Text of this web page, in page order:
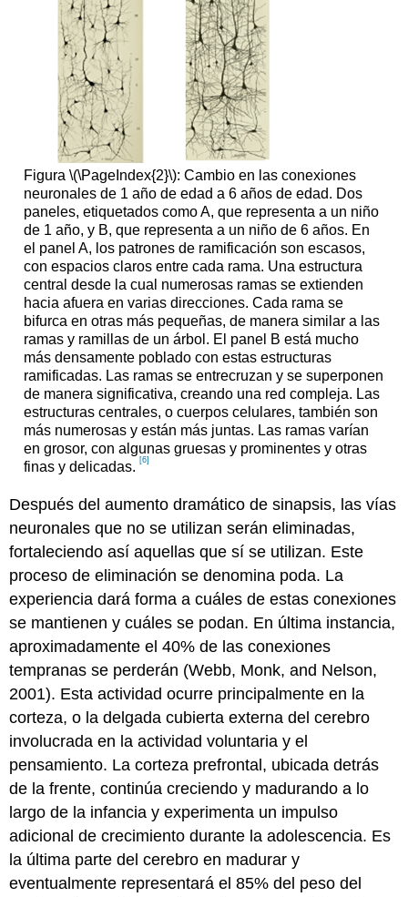
Figura \(\PageIndex{2}\): Cambio en las conexiones
neuronales de 1 año de edad a 6 años de edad. Dos
paneles, etiquetados como A, que representa a un niño
de 1 año, y B, que representa a un niño de 6 años. En
el panel A, los patrones de ramificación son escasos,
con espacios claros entre cada rama. Una estructura
central desde la cual numerosas ramas se extienden
hacia afuera en varias direcciones. Cada rama se
bifurca en otras más pequeñas, de manera similar a las
ramas y ramillas de un árbol. El panel B está mucho
más densamente poblado con estas estructuras
ramificadas. Las ramas se entrecruzan y se superponen
de manera significativa, creando una red compleja. Las
estructuras centrales, o cuerpos celulares, también son
más numerosas y están más juntas. Las ramas varían
en grosor, con algunas gruesas y prominentes y otras
finas y delicadas. [6]
Después del aumento dramático de sinapsis, las vías
neuronales que no se utilizan serán eliminadas,
fortaleciendo así aquellas que sí se utilizan. Este
proceso de eliminación se denomina poda. La
experiencia dará forma a cuáles de estas conexiones
se mantienen y cuáles se podan. En última instancia,
aproximadamente el 40% de las conexiones
tempranas se perderán (Webb, Monk, and Nelson,
2001). Esta actividad ocurre principalmente en la
corteza, o la delgada cubierta externa del cerebro
involucrada en la actividad voluntaria y el
pensamiento. La corteza prefrontal, ubicada detrás
de la frente, continúa creciendo y madurando a lo
largo de la infancia y experimenta un impulso
adicional de crecimiento durante la adolescencia. Es
la última parte del cerebro en madurar y
eventualmente representará el 85% del peso del